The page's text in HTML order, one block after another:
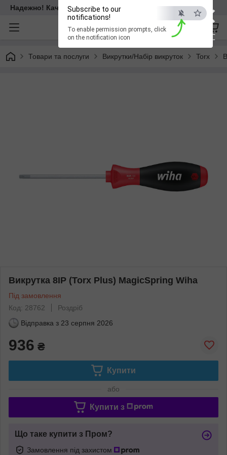
×
ESC
Subscribe to our
notifications!
To enable permission prompts, click
on the notification icon
Надежно! Качественно! Для всех!
Товари та послуги Викрутки/Набір викруток Torx
Викрутка 8IP (Torx Plus) MagicSpring Wiha
Під замовлення
Код: 28762
Роздріб
Відправка з 23 серпня 2026
936 ₴
Купити
або
Купити з
Що таке купити з Пром?
Замовлення під захистом